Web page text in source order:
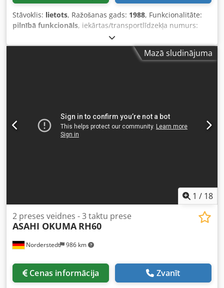
Stāvoklis: lietots, Ražošanas gads: 1988, Funkcionalitāte:
pilnībā funkcionāls, iekārtas/transportlīdzekļa numurs:
, Piedāvājuma numurs: M08L/8356 Iekārtas
veids: 4 matricu - 4 sitienu prese Informācija: slēgts nazis
Ražotājs: ASAHI OKUMA Dsdpswi S A Ajfx Aqvskr Tips:
Mazā sludinājuma
1 / 18
Norderstedt 986 km
2 preses veidnes - 3 taktu prese
ASAHI OKUMA RH60
Cenas informācija Zvanīt